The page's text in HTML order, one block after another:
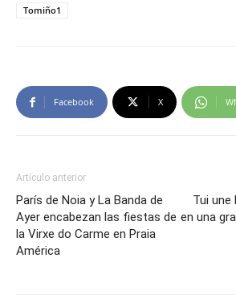
Tomiño1
Facebook X
Artículo anterior
París de Noia y La Banda de
Ayer encabezan las fiestas de
la Virxe do Carme en Praia
América
Tui une
en una